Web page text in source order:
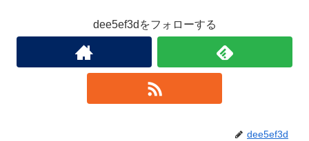
dee5ef3dをフォローする
dee5ef3d